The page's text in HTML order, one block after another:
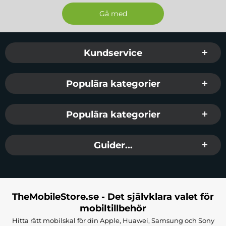
den är smutsig är beläggningen lätt att tvätta
Den finns i många vackra, dämpade färger. Hitta din
EAN:9145576266335
Färg:
Passar:iPhone 14 Plus
Sidfot Blandad info och länkar
Kundservice
Populära kategorier
Populära kategorier
Guider...
TheMobileStore.se - Det självklara valet för
mobiltillbehör
Hitta rätt mobilskal för din Apple, Huawei, Samsung och Sony